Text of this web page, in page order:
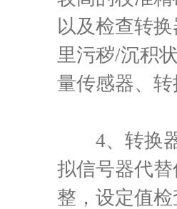
以及检查转
里污秽/沉积
量传感器、
4、转换器
拟信号器代
整，设定值